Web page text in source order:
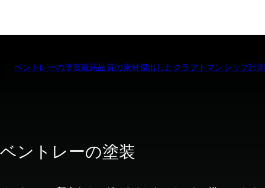
ベントレーの塗装最高品質の素材傑出したクラフトマンシップ計
ベントレーの塗装